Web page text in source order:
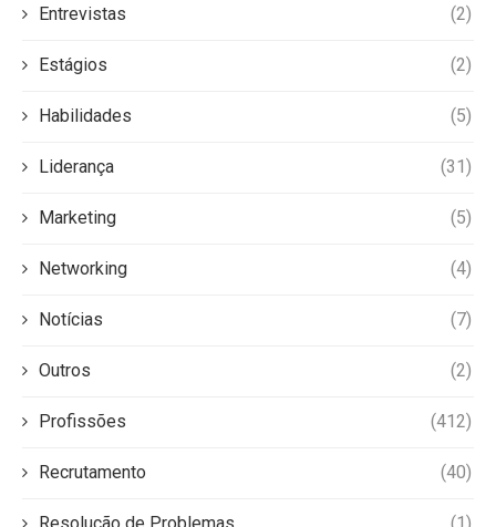
Entrevistas (2)
Estágios (2)
Habilidades (5)
Liderança (31)
Marketing (5)
Networking (4)
Notícias (7)
Outros (2)
Profissões (412)
Recrutamento (40)